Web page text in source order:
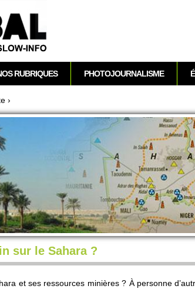
›
sur le Sahara ?
et ses res­so­urces minières ? À personne
RUBRIQUES PHOTOJOURNALISME